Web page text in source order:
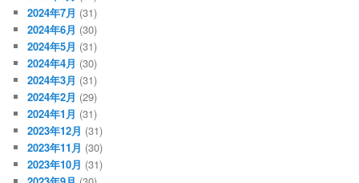
2024年7月 (31)
2024年6月 (30)
2024年5月 (31)
2024年4月 (30)
2024年3月 (31)
2024年2月 (29)
2024年1月 (31)
2023年12月 (31)
2023年11月 (30)
2023年10月 (31)